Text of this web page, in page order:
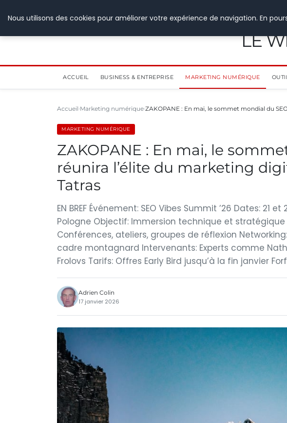
LE
ACCUEIL BUSINESS & ENTREPRISE MARKETING NUMÉRIQUE
Accueil Marketing numérique ZAKOPANE : En mai, le sommet mondial du
MARKETING NUMÉRIQUE
ZAKOPANE : En mai, le
réunira l’élite du marketing
Tatras
EN BREF Événement: SEO Vibes Summit ’26 Dates: 21
Pologne Objectif: Immersion technique et
Conférences, ateliers, groupes de réflexion
cadre montagnard Intervenants: Experts comme
Frolovs Tarifs: Offres Early Bird jusqu’à la fin janvier
Adrien Colin
17 janvier 2026
Nous utilisons des cookies pour améliorer votre expérience de navigation. En